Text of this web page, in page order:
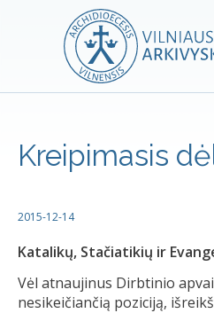
Kreipimasis
2015-12-14
Katalikų, Stačiatikių ir
Vėl atnaujinus Dirbtinio
nesikeičiančią poziciją,